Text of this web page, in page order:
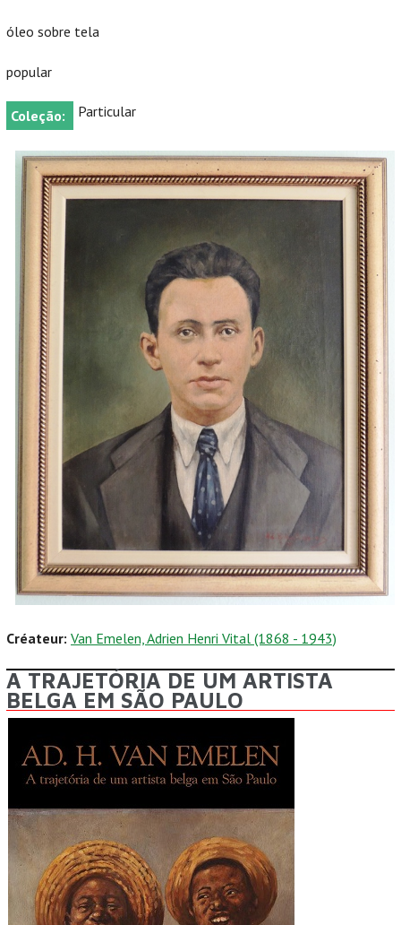
óleo sobre tela
popular
Coleção: Particular
Créateur: Van Emelen, Adrien Henri Vital (1868 - 1943)
A TRAJETÓRIA DE UM ARTISTA
BELGA EM SÃO PAULO